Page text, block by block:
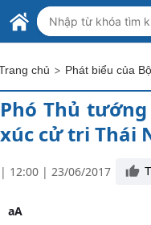
Skip to Main Content
BỘ NGOẠI GIAO
MINISTRY OF
chủ > Phát biểu của
Phó Thủ
xúc cử tri Thái
| 12:00 | 23/06/2017
aA